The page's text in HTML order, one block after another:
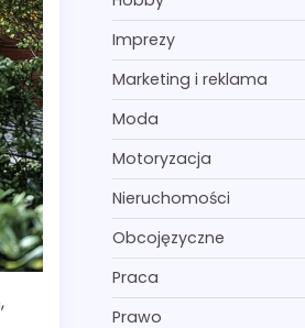
Imprezy
Marketing i reklama
Moda
Motoryzacja
Nieruchomości
Obcojęzyczne
Praca
Prawo